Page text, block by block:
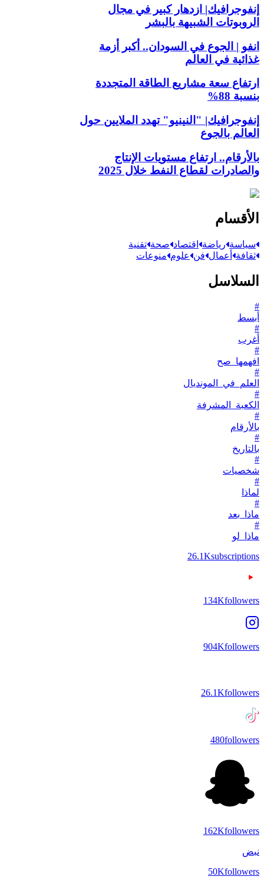
إنفوجرافيك| ازدهار كبير في مجال
الروبوتات الشبيهة بالبشر
انفو | الجوع في السودان.. أكبر أزمة
غذائية في العالم
ارتفاع سعة مشاريع الطاقة المتجددة
بنسبة 88%
إنفوجرافيك| "النينيو" تهدد الملايين حول
العالم بالجوع
بالأرقام.. ارتفاع مستويات الإنتاج
والصادرات لقطاع النفط خلال 2025
الأقسام
سياسة رياضة اقتصاد صحة تقنية
ثقافة أعمال فن علوم منوعات
السلاسل
#
أبسط
#
أغرب
#
افهمها_صح
#
العلم_في_المونديال
#
الكعبة_المشرفة
#
بالأرقام
#
بالتاريخ
#
شخصيات
#
لماذا
#
ماذا_بعد
#
ماذا_لو
26.1Ksubscriptions
134Kfollowers
904Kfollowers
26.1Kfollowers
480followers
162Kfollowers
نبض
50Kfollowers